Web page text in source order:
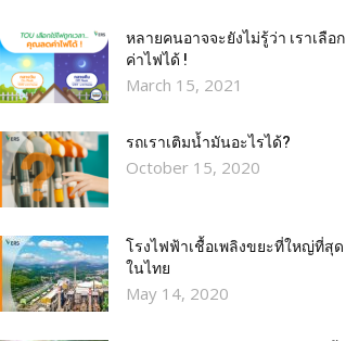
หลายคนอาจจะยังไม่รู้ว่า เราเลือก
ค่าไฟได้ !
March 15, 2021
รถเราเติมน้ำมันอะไรได้?​
October 15, 2020
โรงไฟฟ้าเชื้อเพลิงขยะที่ใหญ่ที่สุด
ในไทย
May 14, 2020